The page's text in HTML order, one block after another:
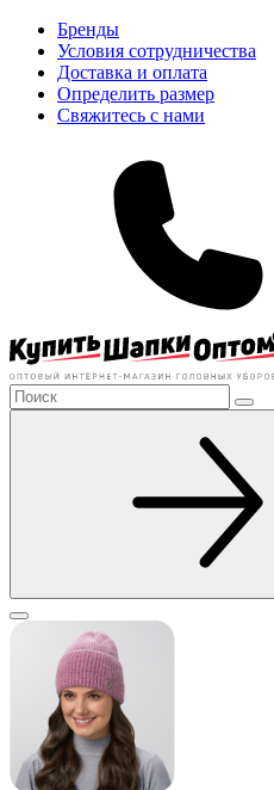
Бренды
Условия сотрудничества
Доставка и оплата
Определить размер
Свяжитесь с нами